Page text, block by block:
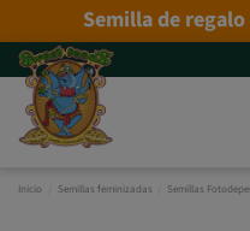
Semilla de regalo
Inicio Semillas feminizadas Semillas